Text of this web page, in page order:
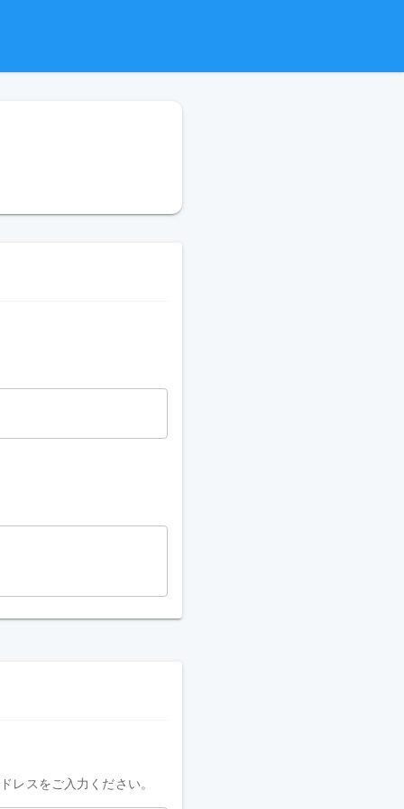
レスをご入力ください。